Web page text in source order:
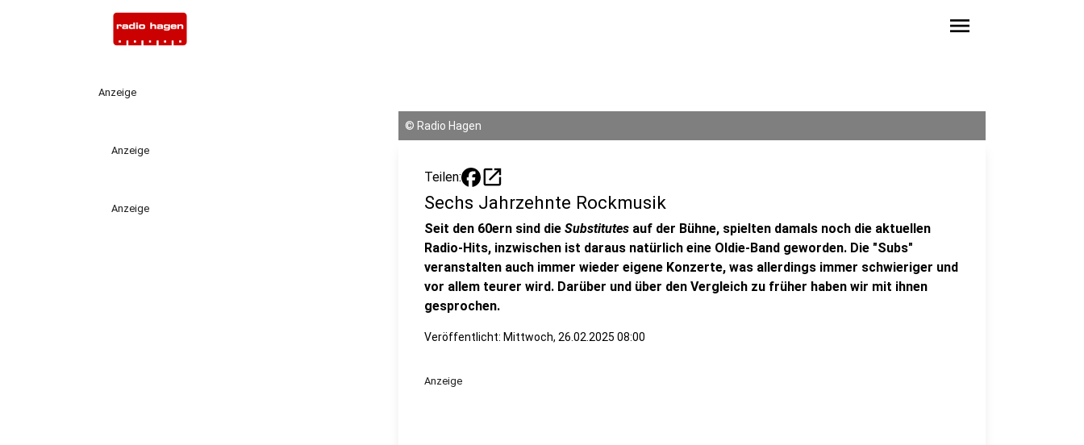
menu
Anzeige
Anzeige
Anzeige
© Radio Hagen
Teilen: open_in_new
Sechs Jahrzehnte Rockmusik
Seit den 60ern sind die Substitutes auf der Bühne, spielten damals noch die aktuellen
Radio-Hits, inzwischen ist daraus natürlich eine Oldie-Band geworden. Die "Subs"
veranstalten auch immer wieder eigene Konzerte, was allerdings immer schwieriger und
vor allem teurer wird. Darüber und über den Vergleich zu früher haben wir mit ihnen
gesprochen.
Veröffentlicht: Mittwoch, 26.02.2025 08:00
Anzeige